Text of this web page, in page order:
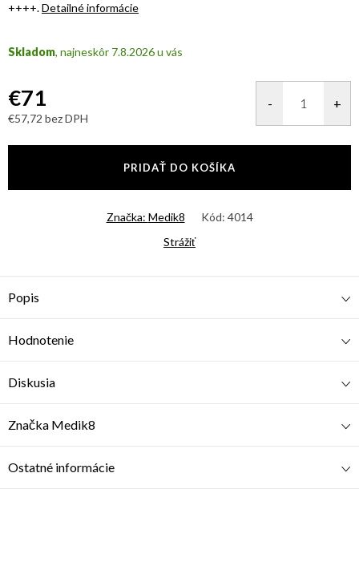
++++.Detailné informácie
Skladom 7.8.2026
€71
€57,72 bez DPH
PRIDAŤ DO KOŠÍKA
Značka: Medik8 Kód: 4014
Strážiť
Popis
Hodnotenie
Diskusia
Značka Medik8
Ostatné informácie